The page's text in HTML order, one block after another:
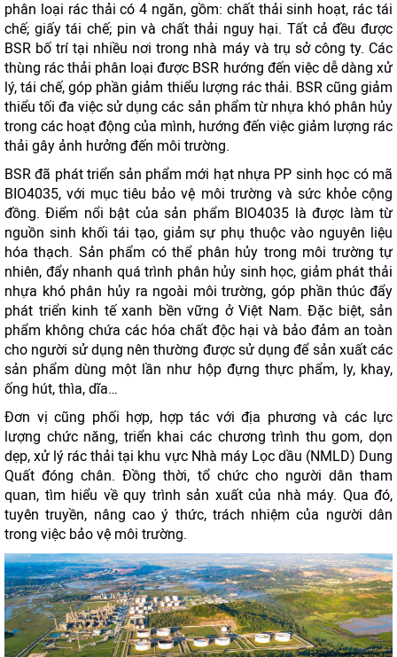
phân loại rác thải có 4 ngăn, gồm: chất thải sinh hoạt, rác tái
chế; giấy tái chế; pin và chất thải nguy hại. Tất cả đều được
BSR bố trí tại nhiều nơi trong nhà máy và trụ sở công ty. Các
thùng rác thải phân loại được BSR hướng đến việc dễ dàng xử
lý, tái chế, góp phần giảm thiểu lượng rác thải. BSR cũng giảm
thiểu tối đa việc sử dụng các sản phẩm từ nhựa khó phân hủy
trong các hoạt động của mình, hướng đến việc giảm lượng rác
thải gây ảnh hưởng đến môi trường.
BSR đã phát triển sản phẩm mới hạt nhựa PP sinh học có mã
BIO4035, với mục tiêu bảo vệ môi trường và sức khỏe cộng
đồng. Điểm nổi bật của sản phẩm BIO4035 là được làm từ
nguồn sinh khối tái tạo, giảm sự phụ thuộc vào nguyên liệu
hóa thạch. Sản phẩm có thể phân hủy trong môi trường tự
nhiên, đẩy nhanh quá trình phân hủy sinh học, giảm phát thải
nhựa khó phân hủy ra ngoài môi trường, góp phần thúc đẩy
phát triển kinh tế xanh bền vững ở Việt Nam. Đặc biệt, sản
phẩm không chứa các hóa chất độc hại và bảo đảm an toàn
cho người sử dụng nên thường được sử dụng để sản xuất các
sản phẩm dùng một lần như hộp đựng thực phẩm, ly, khay,
ống hút, thìa, dĩa…
Đơn vị cũng phối hợp, hợp tác với địa phương và các lực
lượng chức năng, triển khai các chương trình thu gom, dọn
dẹp, xử lý rác thải tại khu vực Nhà máy Lọc dầu (NMLD) Dung
Quất đóng chân. Đồng thời, tổ chức cho người dân tham
quan, tìm hiểu về quy trình sản xuất của nhà máy. Qua đó,
tuyên truyền, nâng cao ý thức, trách nhiệm của người dân
trong việc bảo vệ môi trường.